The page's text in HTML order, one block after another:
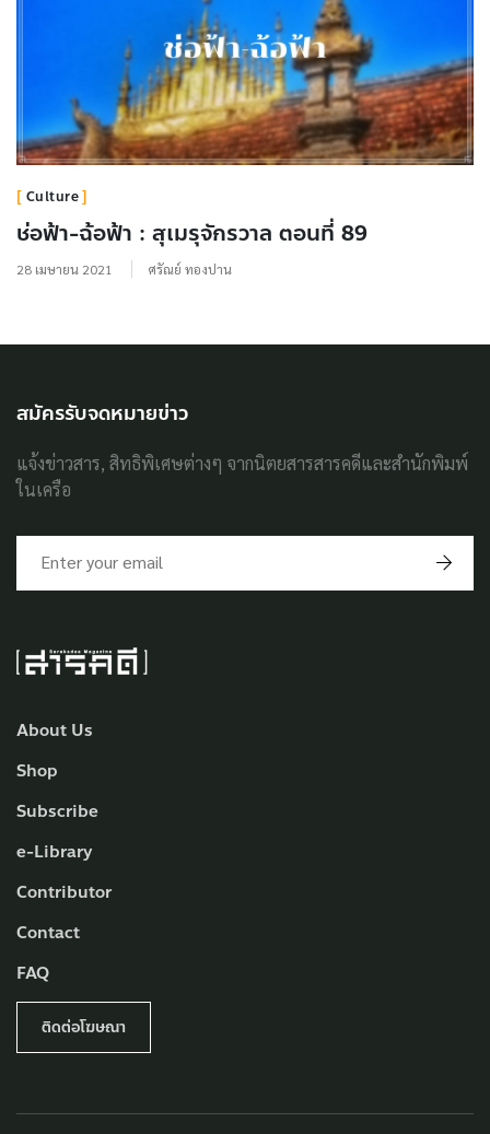
Culture
ช่อฟ้า-ฉ้อฟ้า : สุเมรุจักรวาล ตอนที่ 89
28 เมษายน 2021 ศรัณย์ ทองปาน
About Us
Shop
Subscribe
e-Library
Contributor
Contact
FAQ
ติดต่อโฆษณา
สมัครรับจดหมายข่าว
แจ้งข่าวสาร, สิทธิพิเศษต่างๆ จากนิตยสารสารคดีและสำนักพิมพ์
ในเครือ